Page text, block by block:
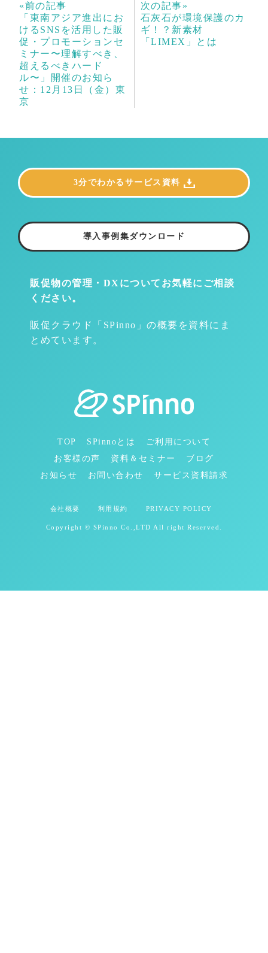
«前の記事
「東南アジア進出にお
けるSNSを活用した販
促・プロモーションセ
ミナー〜理解すべき、
超えるべきハード
ル〜」開催のお知ら
せ：12月13日（金）東
京
次の記事»
石灰石が環境保護のカ
ギ！？新素材
「LIMEX」とは
販促物の管理・DXについて お気軽にご相談
ください。
販促クラウド「SPinno」の概要を資料にま
とめています。
3分でわかるサービス資料
導入事例集ダウンロード
TOP SPinnoとは
ご利用について
お客様の声
資料＆セミナー
ブログ
お知らせ
お問い合わせ サービス資料請求
会社概要 利用規約 PRIVACY POLICY
Copyright © SPinno Co.,LTD All right Reserved.